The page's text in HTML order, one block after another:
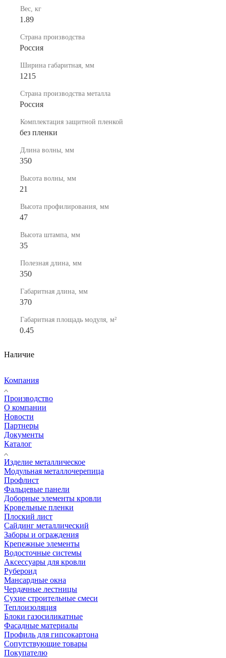
Вес, кг
1.89
Страна производства
Россия
Ширина габаритная, мм
1215
Страна производства металла
Россия
Комплектация защитной пленкой
без пленки
Длина волны, мм
350
Высота волны, мм
21
Высота профилирования, мм
47
Высота штампа, мм
35
Полезная длина, мм
350
Габаритная длина, мм
370
Габаритная площадь модуля, м²
0.45
Наличие
Компания
Производство
О компании
Новости
Партнеры
Документы
Каталог
Изделие металлическое
Модульная металлочерепица
Профлист
Фальцевые панели
Доборные элементы кровли
Кровельные пленки
Плоский лист
Сайдинг металлический
Заборы и ограждения
Крепежные элементы
Водосточные системы
Аксессуары для кровли
Рубероид
Мансардные окна
Чердачные лестницы
Сухие строительные смеси
Теплоизоляция
Блоки газосиликатные
Фасадные материалы
Профиль для гипсокартона
Сопутствующие товары
Покупателю